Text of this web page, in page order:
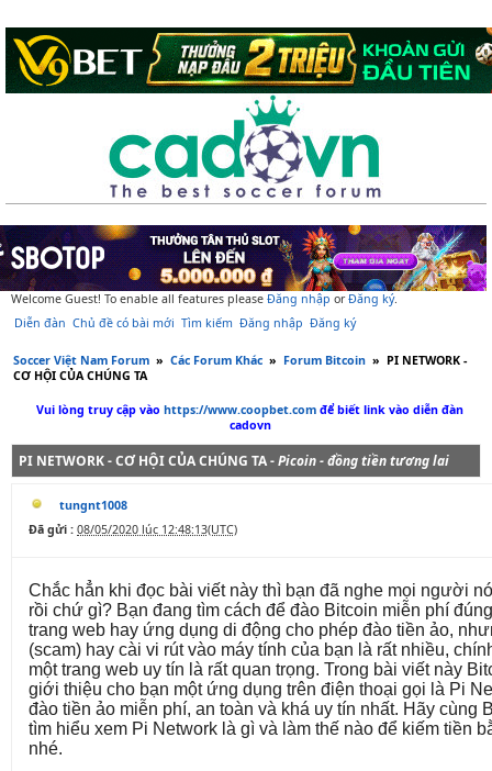
Welcome Guest! To enable all features please Đăng nhập orĐăng ký.
Diễn đàn Chủ đề có bài mới Tìm kiếm Đăng nhập Đăng ký
Soccer Việt Nam Forum » Các Forum Khác » Forum Bitcoin » PI NETWORK -
CƠ HỘI CỦA CHÚNG TA
Vui lòng truy cập vàohttps://www.coopbet.comđể biết link vào diễn đàn
cadovn
PI NETWORK - CƠ HỘI CỦA CHÚNG TA -Picoin - đồng tiền tương lai
tungnt1008
Đã gửi : 08/05/2020 lúc 12:48:13(UTC)
Chắc hẳn khi đọc bài viết này thì bạn đã nghe mọi người
rồi chứ gì? Bạn đang tìm cách để đào Bitcoin miễn phí
trang web hay ứng dụng di động cho phép đào tiền ảo,
(scam) hay cài vi rút vào máy tính của bạn là rất nhiều,
một trang web uy tín là rất quan trọng. Trong bài viết này
giới thiệu cho bạn một ứng dụng trên điện thoại gọi là Pi
đào tiền ảo miễn phí, an toàn và khá uy tín nhất. Hãy cùng
tìm hiểu xem Pi Network là gì và làm thế nào để kiếm tiền
nhé.